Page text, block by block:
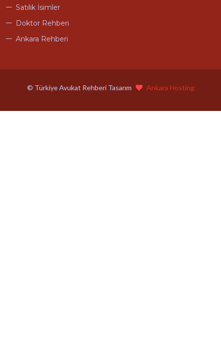
Satılık İsimler
Doktor Rehberi
Ankara Rehberi
© Türkiye Avukat Rehberi Tasarım Ankara Hosting